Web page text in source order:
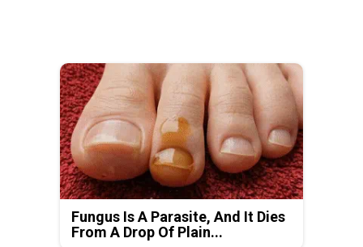
Fungus Is A Parasite, And It Dies
From A Drop Of Plain...